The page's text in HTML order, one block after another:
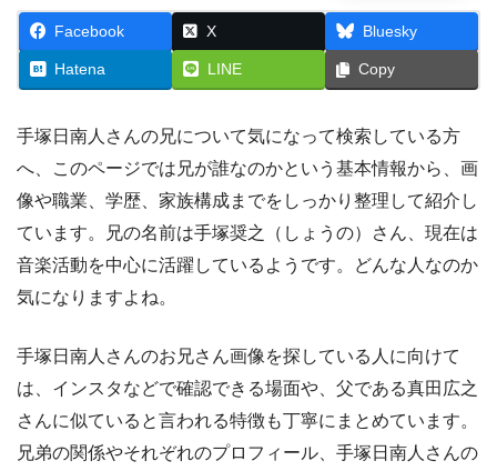
Facebook X Bluesky
Hatena LINE Copy
手塚日南人さんの兄について気になって検索している方
へ、このページでは兄が誰なのかという基本情報から、画
像や職業、学歴、家族構成までをしっかり整理して紹介し
ています。兄の名前は手塚奨之（しょうの）さん、現在は
音楽活動を中心に活躍しているようです。どんな人なのか
気になりますよね。
手塚日南人さんのお兄さん画像を探している人に向けて
は、インスタなどで確認できる場面や、父である真田広之
さんに似ていると言われる特徴も丁寧にまとめています。
兄弟の関係やそれぞれのプロフィール、手塚日南人さんの